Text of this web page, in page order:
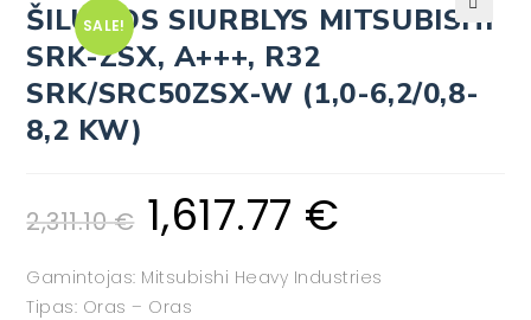
SALE! 🔍
ŠILUMOS SIURBLYS MITSUBISHI
SRK-ZSX, A+++, R32
SRK/SRC50ZSX-W (1,0-6,2/0,8-
8,2 KW)
2,311.10€ 1,617.77 €
Gamintojas: Mitsubishi Heavy Industries
Tipas: Oras – Oras